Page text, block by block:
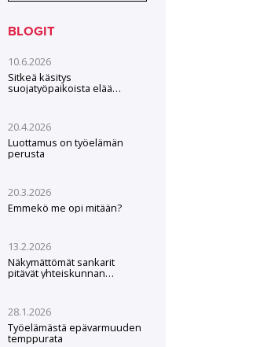
BLOGIT
10.6.2026
Sitkeä käsitys
suojatyöpaikoista elää
20.4.2026
Luottamus on työelämän
perusta
20.3.2026
Emmekö me opi mitään?
13.2.2026
Näkymättömät sankarit
pitävät yhteiskunnan
hampaissa
28.1.2026
Työelämästä epävarmuuden
temppurata